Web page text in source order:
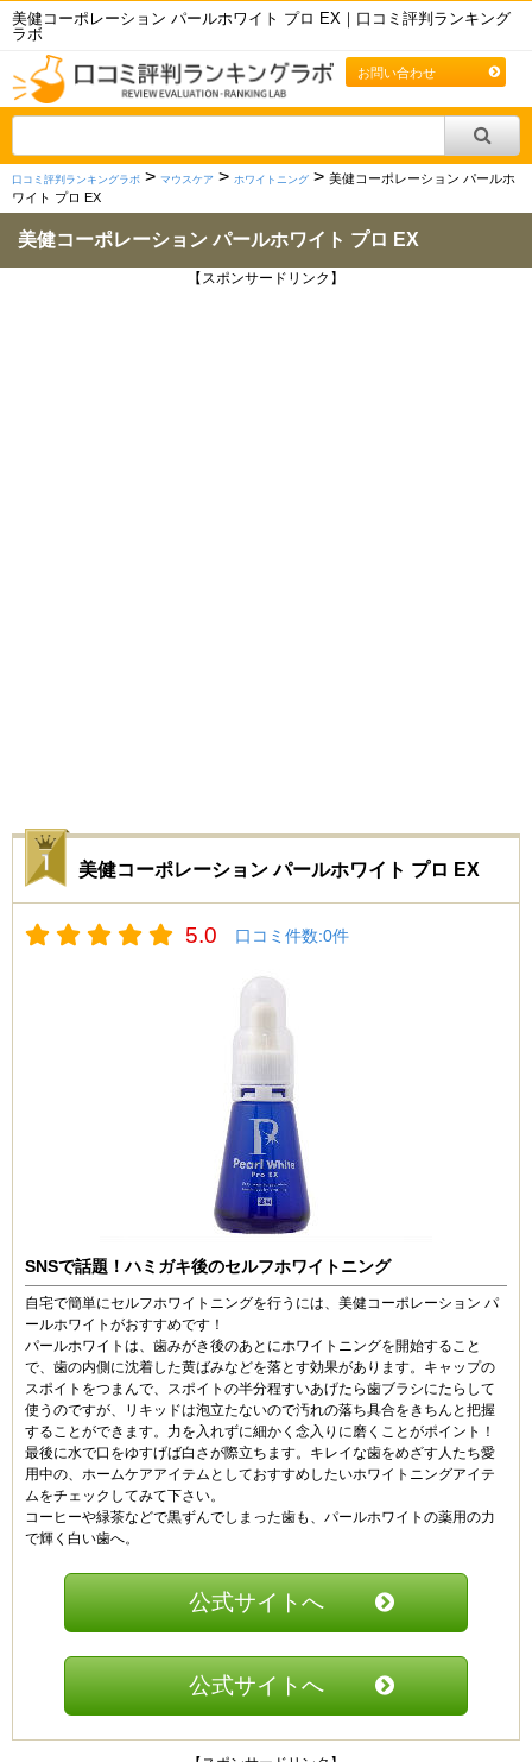
美健コーポレーション パールホワイト プロ EX｜口コミ評判ランキング
ラボ
お問い合わせ
口コミ評判ランキングラボ > マウスケア > ホワイトニング > 美健コーポレーション パールホ
ワイト プロ EX
美健コーポレーション パールホワイト プロ EX
【スポンサードリンク】
美健コーポレーション パールホワイト プロ EX
5.0 口コミ件数:0件
SNSで話題！ハミガキ後のセルフホワイトニング
自宅で簡単にセルフホワイトニングを行うには、美健コーポレーション パ
ールホワイトがおすすめです！
パールホワイトは、歯みがき後のあとにホワイトニングを開始すること
で、歯の内側に沈着した黄ばみなどを落とす効果があります。キャップの
スポイトをつまんで、スポイトの半分程すいあげたら歯ブラシにたらして
使うのですが、リキッドは泡立たないので汚れの落ち具合をきちんと把握
することができます。力を入れずに細かく念入りに磨くことがポイント！
最後に水で口をゆすげば白さが際立ちます。キレイな歯をめざす人たち愛
用中の、ホームケアアイテムとしておすすめしたいホワイトニングアイテ
ムをチェックしてみて下さい。
コーヒーや緑茶などで黒ずんでしまった歯も、パールホワイトの薬用の力
で輝く白い歯へ。
公式サイトへ
公式サイトへ